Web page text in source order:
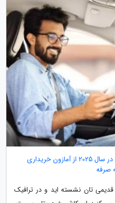
12 ابزار مدرن خودرو که می توانید در سال 2025 از آمازون خریداری
صرفه
تان نشسته اید و در ترافیک